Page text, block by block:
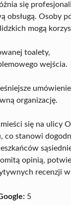
się
obsługą. Osoby
mogą
toalety,
wejścia.
organizację.
się na ulicy
co stanowi
opinią,
recenzji w
5